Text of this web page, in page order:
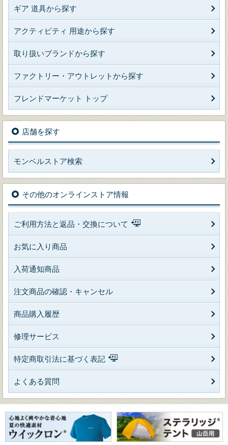
ギア 道具から探す
アクティビティ 用途から探す
取り扱いブランドから探す
ファクトリー・アウトレットから探す
フレンドマーケット トップ
店舗を探す
モンベルストア検索
その他のオンラインストア情報
ご利用方法と返品・交換について
お気に入り商品
入荷通知商品
注文商品の確認・キャンセル
商品購入履歴
修理サービス
特定商取引法に基づく表記
よくある質問